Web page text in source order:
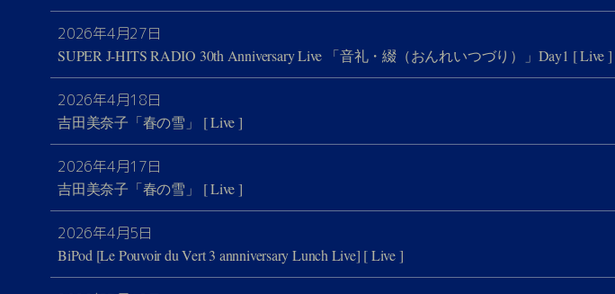
2026年4月27日
SUPER J-HITS RADIO 30th Anniversary Live 「音礼・綴（おんれいつづり）」Day1 [ Live ]
2026年4月18日
吉田美奈子「春の雪」 [ Live ]
2026年4月17日
吉田美奈子「春の雪」 [ Live ]
2026年4月5日
BiPod [Le Pouvoir du Vert 3 annniversary Lunch Live] [ Live ]